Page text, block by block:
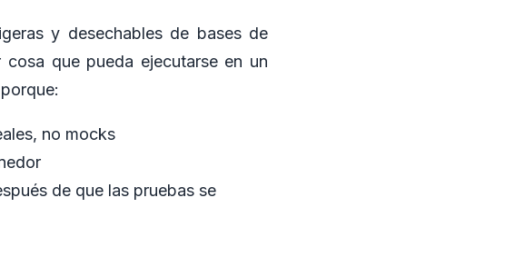
y desechables de bases de
que pueda ejecutarse en un
no mocks
de que las pruebas se